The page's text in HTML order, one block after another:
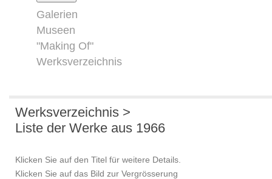
Galerien
Museen
"Making Of"
Werksverzeichnis
Werksverzeichnis >
Liste der Werke aus 1966
Klicken Sie auf den Titel für weitere Details.
Klicken Sie auf das Bild zur Vergrösserung